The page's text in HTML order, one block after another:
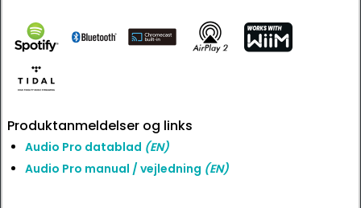
Produktanmeldelser og links
Audio Pro datablad (EN)
Audio Pro manual / vejledning (EN)